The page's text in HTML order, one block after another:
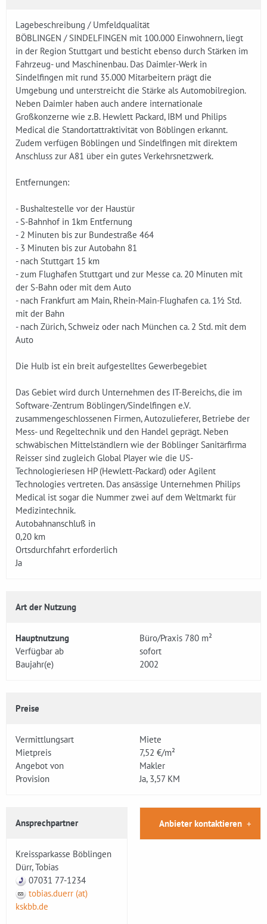
Lagebeschreibung / Umfeldqualität
BÖBLINGEN / SINDELFINGEN mit 100.000 Einwohnern, liegt
in der Region Stuttgart und besticht ebenso durch Stärken im
Fahrzeug- und Maschinenbau. Das Daimler-Werk in
Sindelfingen mit rund 35.000 Mitarbeitern prägt die
Umgebung und unterstreicht die Stärke als Automobilregion.
Neben Daimler haben auch andere internationale
Großkonzerne wie z.B. Hewlett Packard, IBM und Philips
Medical die Standortattraktivität von Böblingen erkannt.
Zudem verfügen Böblingen und Sindelfingen mit direktem
Anschluss zur A81 über ein gutes Verkehrsnetzwerk.
Entfernungen:
- Bushaltestelle vor der Haustür
- S-Bahnhof in 1km Entfernung
- 2 Minuten bis zur Bundestraße 464
- 3 Minuten bis zur Autobahn 81
- nach Stuttgart 15 km
- zum Flughafen Stuttgart und zur Messe ca. 20 Minuten mit
der S-Bahn oder mit dem Auto
- nach Frankfurt am Main, Rhein-Main-Flughafen ca. 1½ Std.
mit der Bahn
- nach Zürich, Schweiz oder nach München ca. 2 Std. mit dem
Auto
Die Hulb ist ein breit aufgestelltes Gewerbegebiet
Das Gebiet wird durch Unternehmen des IT-Bereichs, die im
Software-Zentrum Böblingen/Sindelfingen e.V.
zusammengeschlossenen Firmen, Autozulieferer, Betriebe der
Mess- und Regeltechnik und den Handel geprägt. Neben
schwäbischen Mittelständlern wie der Böblinger Sanitärfirma
Reisser sind zugleich Global Player wie die US-
Technologieriesen HP (Hewlett-Packard) oder Agilent
Technologies vertreten. Das ansässige Unternehmen Philips
Medical ist sogar die Nummer zwei auf dem Weltmarkt für
Medizintechnik.
Autobahnanschluß in
0,20 km
Ortsdurchfahrt erforderlich
Ja
Art der Nutzung
Hauptnutzung
Büro/Praxis 780 m²
Verfügbar ab
sofort
Baujahr(e)
2002
Preise
Vermittlungsart
Miete
Mietpreis
7,52 €/m²
Angebot von
Makler
Provision
Ja, 3,57 KM
Ansprechpartner
Kreissparkasse Böblingen
Dürr, Tobias
07031 77-1234
tobias.duerr (at)
kskbb.de
Anbieter kontaktieren